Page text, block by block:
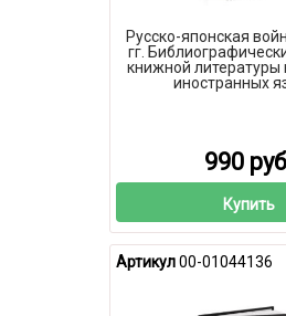
Русско-японская
гг.
книжной литературы
иностранных
990
Купить
Артикул00-01044136